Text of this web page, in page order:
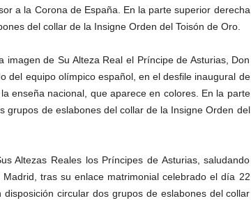
a la Corona de España. En la parte superior derecha
del collar de la Insigne Orden del Toisón de Oro.
de Su Alteza Real el Príncipe de Asturias, Don
del equipo olímpico español, en el desfile inaugural de
enseña nacional, que aparece en colores. En la parte
grupos de eslabones del collar de la Insigne Orden del
Altezas Reales los Príncipes de Asturias, saludando
tras su enlace matrimonial celebrado el día 22
circular dos grupos de eslabones del collar